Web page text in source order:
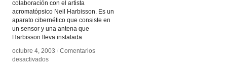
colaboración con el artista
acromatópsico Neil Harbisson. Es un
aparato cibernético que consiste en
un sensor y una antena que
Harbisson lleva instalada
octubre 4, 2003 / Comentarios
desactivadosen
octubre 4, 2003 / Comentarios
desactivadosen